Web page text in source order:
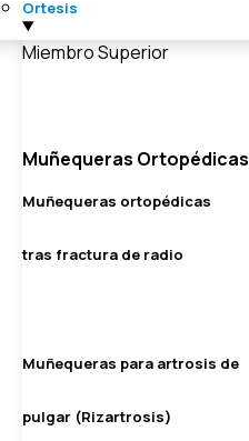
Ortesis
Miembro Superior
Muñequeras Ortopédicas
Muñequeras ortopédicas
tras fractura de radio
Muñequeras para artrosis de
pulgar (Rizartrosis)